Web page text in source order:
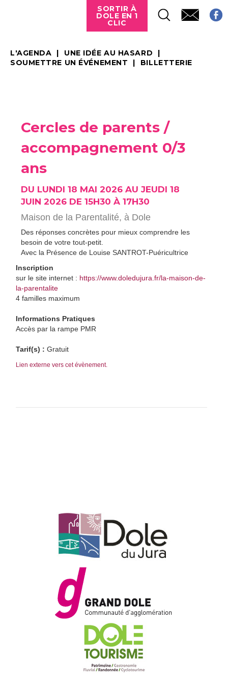
SORTIR À
DOLE EN 1
CLIC
L'AGENDA
UNE IDÉE AU HASARD
SOUMETTRE UN ÉVÉNEMENT
BILLETTERIE
Cercles de parents /
accompagnement 0/3
ans
DU LUNDI 18 MAI 2026 AU JEUDI 18
JUIN 2026 DE 15H30 À 17H30
Maison de la Parentalité, à Dole
Des réponses concrètes pour mieux comprendre les
besoin de votre tout-petit.
Avec la Présence de Louise SANTROT-Puéricultrice
Inscription
sur le site internet : https://www.doledujura.fr/la-maison-de-
la-parentalite
4 familles maximum
Informations Pratiques
Accès par la rampe PMR
Tarif(s) : Gratuit
Lien externe vers cet évènement.